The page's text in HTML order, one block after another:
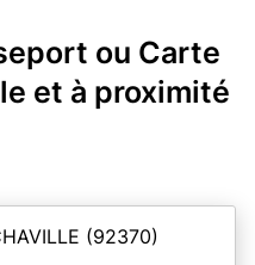
ou Carte
et à proximité
(92370)